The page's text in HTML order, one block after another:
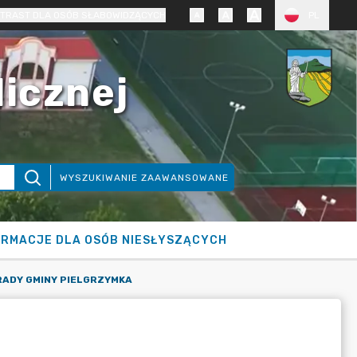
WYSZUKIWANIE ZAAWANSOWANE
DLA OSÓB NIESŁYSZĄCYCH
GMINY PIELGRZYMKA